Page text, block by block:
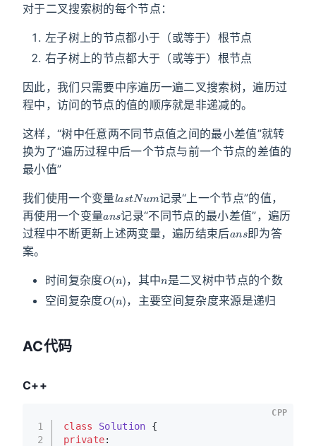
对于二叉搜索树的每个节点：
左子树上的节点都小于（或等于）根节点
右子树上的节点都大于（或等于）根节点
因此，我们只需要中序遍历一遍二叉搜索树，遍历过
程中，访问的节点的值的顺序就是非递减的。
这样，“树中任意两不同节点值之间的最小差值”就转
换为了“遍历过程中后一个节点与前一个节点的差值的
最小值”
我们使用一个变量
记录“上一个节点”的值，
再使用一个变量
ans
记录“不同节点的最小差值”，遍历
过程中不断更新上述两变量，遍历结束后
ans
即为答
案。
时间复杂度 ，其中 是二叉树中节点的个数
空间复杂度
O (n)
，主要空间复杂度来源是递归
AC代码
C++
1
2
class Solution {
private:
CPP